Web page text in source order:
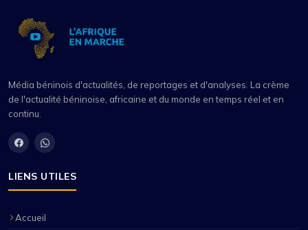
Média béninois d'actualités, de reportages et d'analyses. La crème
de l'actualité béninoise, africaine et du monde en temps réel et en
continu.
LIENS UTILES
Accueil